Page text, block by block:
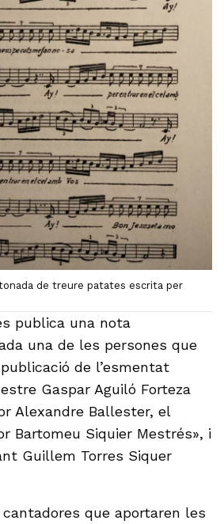
de treure patates escrita per
publica una nota
una de les persones que
de l’esmentat
Gaspar Aguiló Forteza
Alexandre Ballester, el
Bartomeu Siquier Mestrés», i
Guillem Torres Siquer
que aportaren les